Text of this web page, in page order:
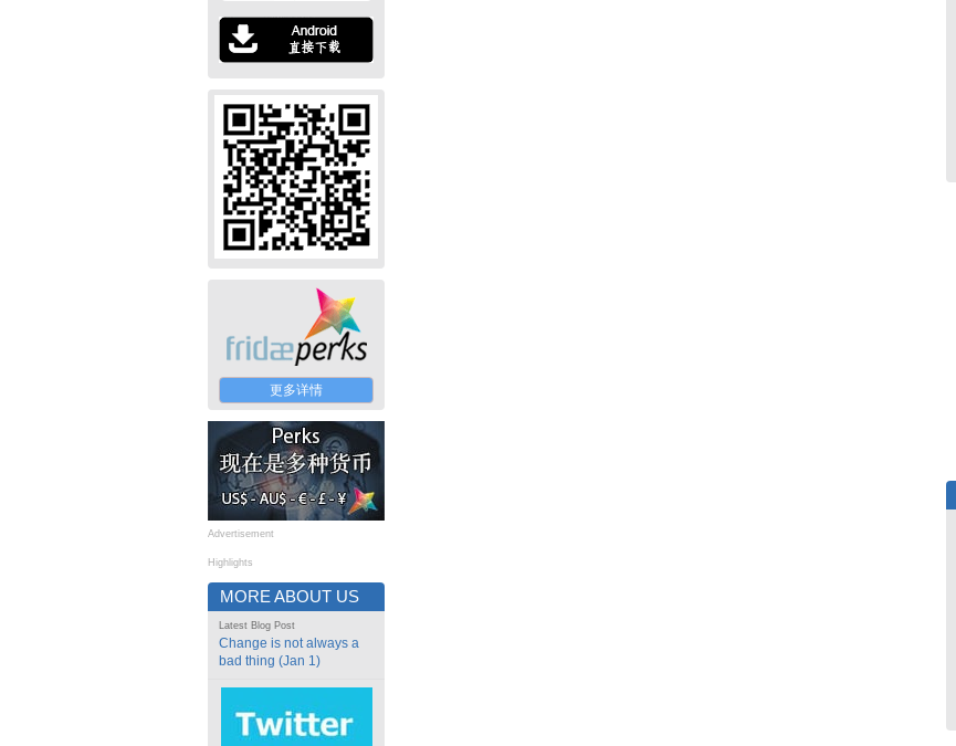
更多详情
Advertisement
Highlights
MORE ABOUT US
Latest Blog Post
Change is not always a
bad thing (Jan 1)